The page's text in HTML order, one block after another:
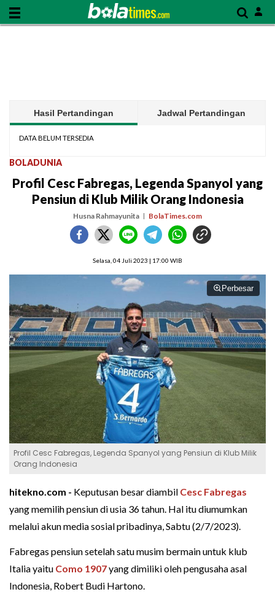
Hasil Pertandingan Jadwal Pertandingan
DATA BELUM TERSEDIA
BOLADUNIA
Profil Cesc Fabregas, Legenda Spanyol yang
Pensiun di Klub Milik Orang Indonesia
Husna Rahmayunita BolaTimes.com
Selasa, 04 Juli 2023 | 17:00 WIB
Perbesar
Profil Cesc Fabregas, Legenda Spanyol yang Pensiun di Klub Milik
Orang Indonesia
hitekno.com - Keputusan besar diambil Cesc Fabregas
yang memilih pensiun di usia 36 tahun. Hal itu diumumkan
melalui akun media sosial pribadinya, Sabtu (2/7/2023).
Fabregas pensiun setelah satu musim bermain untuk klub
Italia yaitu Como 1907yang dimiliki oleh pengusaha asal
Indonesia, Robert Budi Hartono.